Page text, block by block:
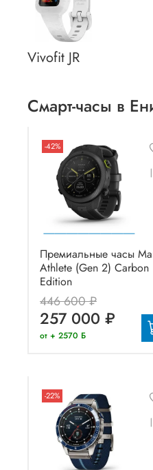
Vivofit JR
Смарт-часы в
-42%
Премиальные часы
Athlete (Gen 2) Carbon
Edition
446 600 ₽
257 000 ₽
от + 2570 Б
-22%